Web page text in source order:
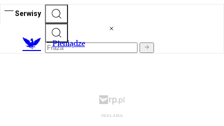
Serwisy
Pieniądze